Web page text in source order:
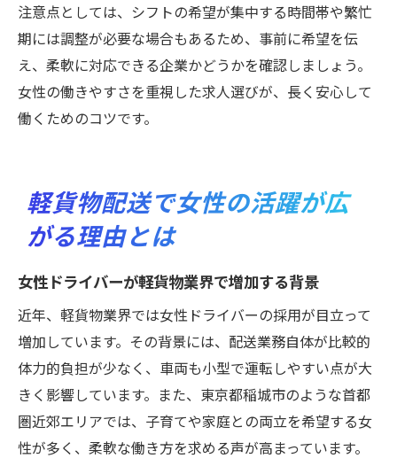
注意点としては、シフトの希望が集中する時間帯や繁忙
期には調整が必要な場合もあるため、事前に希望を伝
え、柔軟に対応できる企業かどうかを確認しましょう。
女性の働きやすさを重視した求人選びが、長く安心して
働くためのコツです。
軽貨物配送で女性の活躍が広
がる理由とは
女性ドライバーが軽貨物業界で増加する背景
近年、軽貨物業界では女性ドライバーの採用が目立って
増加しています。その背景には、配送業務自体が比較的
体力的負担が少なく、車両も小型で運転しやすい点が大
きく影響しています。また、東京都稲城市のような首都
圏近郊エリアでは、子育てや家庭との両立を希望する女
性が多く、柔軟な働き方を求める声が高まっています。